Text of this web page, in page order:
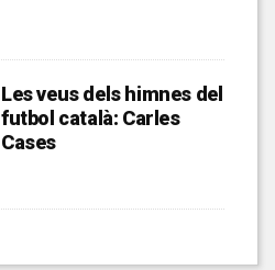
Les veus dels himnes del
futbol català: Carles
Cases